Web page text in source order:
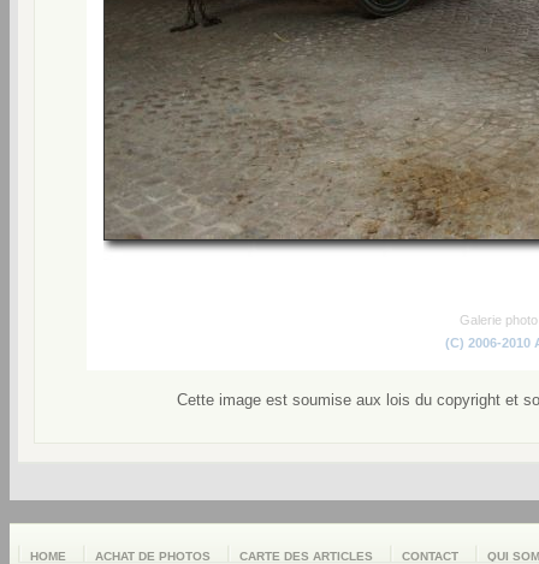
Galerie
(C) 2006-2010
Cette image est soumise aux lois du copyright et
HOME ACHAT DE PHOTOS CARTE DES ARTICLES CONTACT QUI